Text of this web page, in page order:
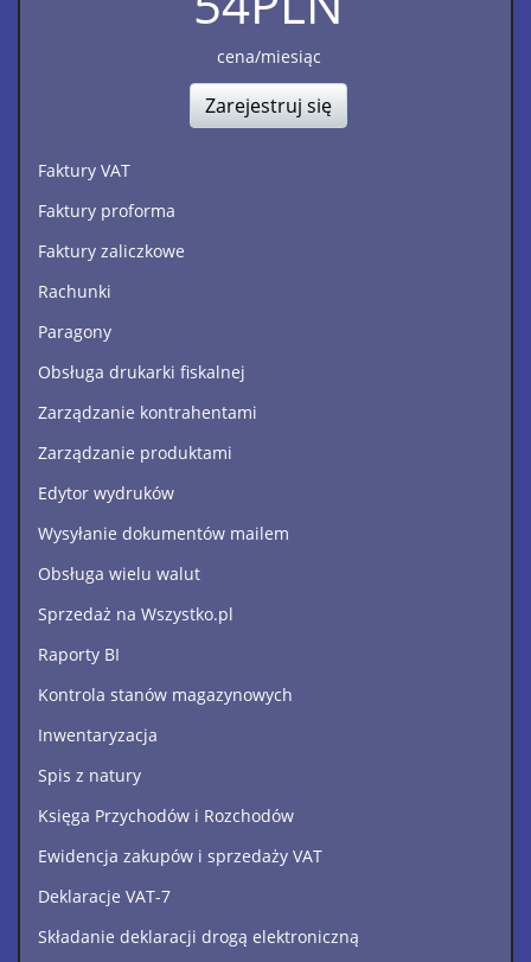
cena/miesiąc
Zarejestruj się
Faktury VAT
Faktury proforma
Faktury zaliczkowe
Rachunki
Paragony
Obsługa drukarki fiskalnej
Zarządzanie kontrahentami
Zarządzanie produktami
Edytor wydruków
Wysyłanie dokumentów mailem
Obsługa wielu walut
Sprzedaż na Wszystko.pl
Raporty BI
Kontrola stanów magazynowych
Inwentaryzacja
Spis z natury
Księga Przychodów i Rozchodów
Ewidencja zakupów i sprzedaży VAT
Deklaracje VAT-7
Składanie deklaracji drogą elektroniczną